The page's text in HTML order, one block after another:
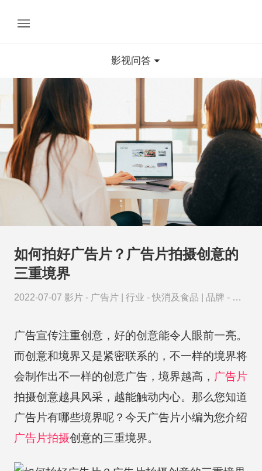
影视问答
如何拍好广告片？广告片拍摄创意的
三重境界
2022-07-07 影片 - 广告片 行业 -快消及食品 品牌 - 明
广告宣传注重创意，好的创意能令人眼前一亮。
而创意和境界又是紧密联系的，不一样的境界将
会制作出不一样的创意广告，境界越高， 广告片
拍摄创意越具风采，越能触动内心。那么您知道
广告片有哪些境界呢？今天广告片小编为您介绍
广告片拍摄创意的三重境界。